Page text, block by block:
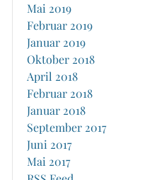
Mai 2019
Februar 2019
Januar 2019
Oktober 2018
April 2018
Februar 2018
Januar 2018
September 2017
Juni 2017
Mai 2017